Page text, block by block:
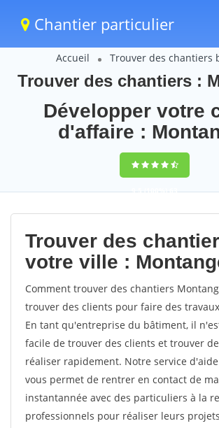
Chantier particulier
Accueil Trouver des chantiers
Trouver des chantiers :
Développer votre
d'affaire :
9,5(100%)63
votes
Trouver des
votre ville :
Comment trouver des chantiers
trouver des clients pour faire des
En tant qu'entreprise du bâtiment, il
facile de trouver des clients et trouver
réaliser rapidement. Notre service
vous permet de rentrer en contact de
instantannée avec des particuliers à la
professionnels pour réaliser leurs